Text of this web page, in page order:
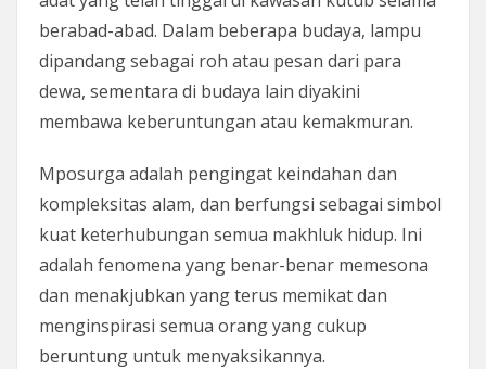
berabad-abad. Dalam beberapa budaya, lampu
dipandang sebagai roh atau pesan dari para
dewa, sementara di budaya lain diyakini
membawa keberuntungan atau kemakmuran.
Mposurga adalah pengingat keindahan dan
kompleksitas alam, dan berfungsi sebagai simbol
kuat keterhubungan semua makhluk hidup. Ini
adalah fenomena yang benar-benar memesona
dan menakjubkan yang terus memikat dan
menginspirasi semua orang yang cukup
beruntung untuk menyaksikannya.